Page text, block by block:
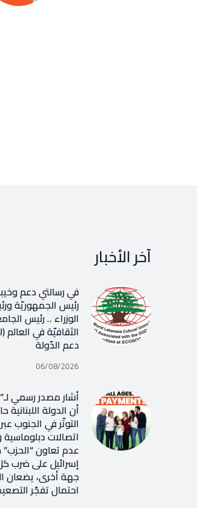
آخر الأخبار
في رسالتي دعم
رئيس الجمهوريّة
الوزراء .. رئيس
دعم الدّولة
06/08/2026
أشار مصدر رسمي
أن الدولة اللبنانية
التوتّر في الجنوب
اتصالات
عدم تعاون
إسرائيل على ضرب
جهة أخرى، يضعان
احتمال تفجّر